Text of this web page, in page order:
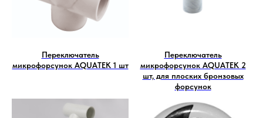
Переключатель
микрофорсунок AQUATEK 1 шт
Переключатель
микрофорсунок AQUATEK 2
шт, для плоских бронзовых
форсунок